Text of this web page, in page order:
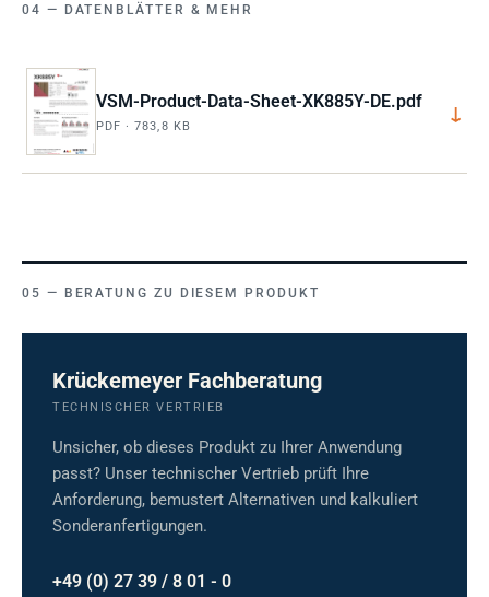
DATENBLÄTTER & MEHR
VSM-Product-Data-Sheet-XK885Y-DE.pdf
PDF · 783,8 KB
↓
BERATUNG ZU DIESEM PRODUKT
Krückemeyer Fachberatung
TECHNISCHER VERTRIEB
Unsicher, ob dieses Produkt zu Ihrer Anwendung
passt? Unser technischer Vertrieb prüft Ihre
Anforderung, bemustert Alternativen und kalkuliert
Sonderanfertigungen.
+49 (0) 27 39 / 8 01 - 0